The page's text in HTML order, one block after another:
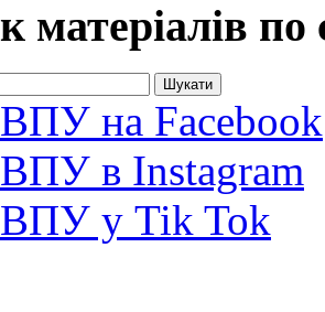
по
на Facebook
в Instagram
у Tik Tok